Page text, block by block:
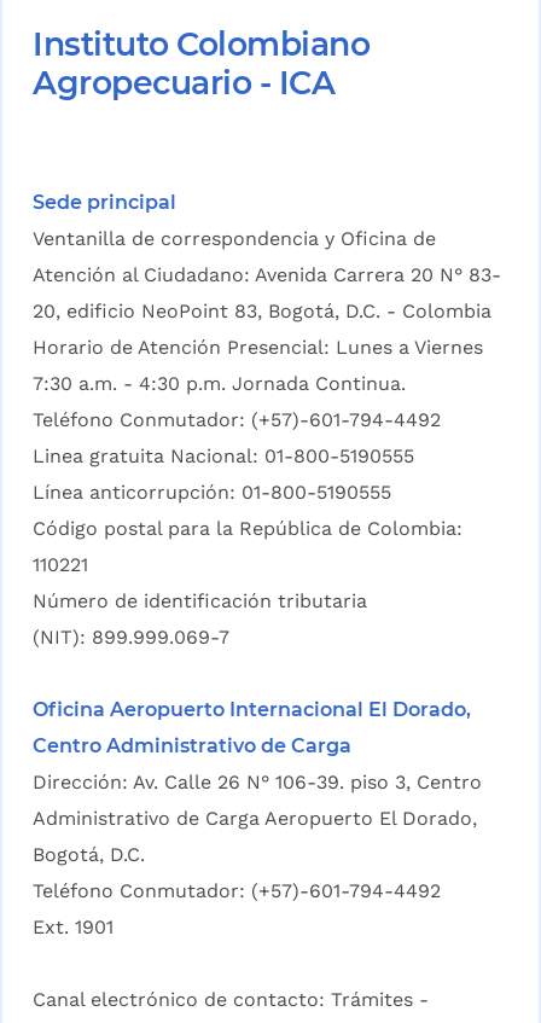
Instituto Colombiano
Agropecuario - ICA
Sede principal
Ventanilla de correspondencia y Oficina de
Atención al Ciudadano: Avenida Carrera 20 N° 83-
20, edificio NeoPoint 83, Bogotá, D.C. - Colombia
Horario de Atención Presencial: Lunes a Viernes
7:30 a.m. - 4:30 p.m. Jornada Continua.
Teléfono Conmutador: (+57)-601-794-4492
Linea gratuita Nacional: 01-800-5190555
Línea anticorrupción: 01-800-5190555
Código postal para la República de Colombia:
110221
Número de identificación tributaria
(NIT): 899.999.069-7
Oficina Aeropuerto Internacional El Dorado,
Centro Administrativo de Carga
Dirección: Av. Calle 26 N° 106-39. piso 3, Centro
Administrativo de Carga Aeropuerto El Dorado,
Bogotá, D.C.
Teléfono Conmutador: (+57)-601-794-4492
Ext. 1901
Canal electrónico de contacto: Trámites -